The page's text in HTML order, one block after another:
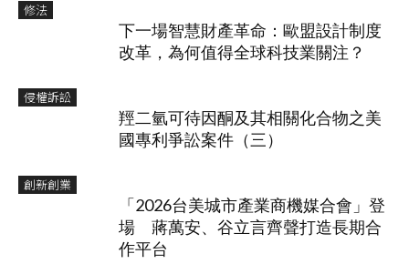
修法
下一場智慧財產革命：歐盟設計制度
改革，為何值得全球科技業關注？
侵權訴訟
羥二氫可待因酮及其相關化合物之美
國專利爭訟案件（三）
創新創業
「2026台美城市產業商機媒合會」登
場 蔣萬安、谷立言齊聲打造長期合
作平台